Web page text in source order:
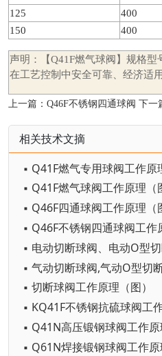
125
400
150
400
声明：
【Q41F燃气球阀】规格
在工艺控制中安全可靠、经济适
上一篇： Q46F不锈钢四通球阀 下一
相关技术文摘
▪ Q41F燃气专用球阀工作原
▪ Q41F燃气球阀工作原理（
▪ Q46F四通球阀工作原理（
▪ Q46F不锈钢四通球阀工作
▪ 电动切断球阀、电动O型
▪ 气动切断球阀,气动O型切
▪ 切断球阀工作原理（图）
▪ KQ41F不锈钢抗硫球阀工
▪ Q41N高压锻钢球阀工作原
▪ Q61N焊接锻钢球阀工作原